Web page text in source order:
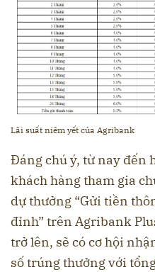
Lãi suất niêm yết của Agribank
Đáng chú ý, từ nay đến
khách hàng tham gia
dự thưởng “Gửi tiền
đỉnh” trên Agribank
trở lên, sẽ có cơ hội
số trúng thưởng với